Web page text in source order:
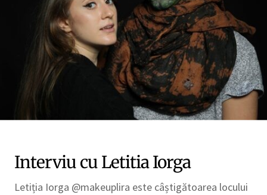
Interviu cu Letitia Iorga
Letiția Iorga @makeuplira este câștigătoarea locului